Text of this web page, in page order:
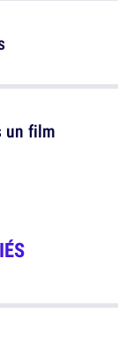
un film